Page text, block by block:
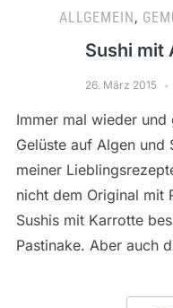
ALLGEMEIN,
Sushi mit
26. März 2015
Immer mal wieder und
Gelüste auf Algen und
meiner
nicht dem Original mit
Sushis mit Karrotte
Pastinake. Aber auch